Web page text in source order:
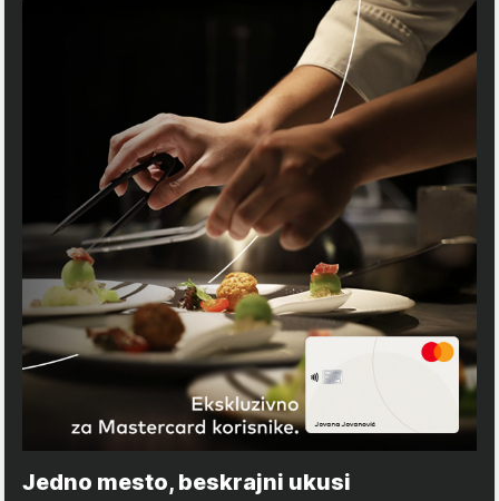
Jedno mesto, beskrajni ukusi